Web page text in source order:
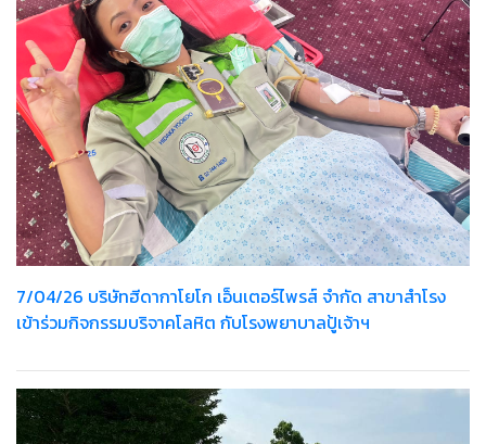
7/04/26 บริษัทฮีดากาโยโก เอ็นเตอร์ไพรส์ จำกัด สาขาสำโรง
เข้าร่วมกิจกรรมบริจาคโลหิต กับโรงพยาบาลปู้เจ้าฯ